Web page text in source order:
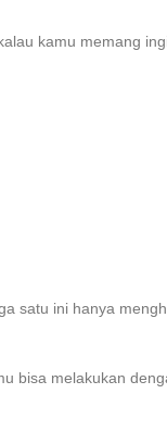
kamu memang
satu ini hanya
bisa melakukan